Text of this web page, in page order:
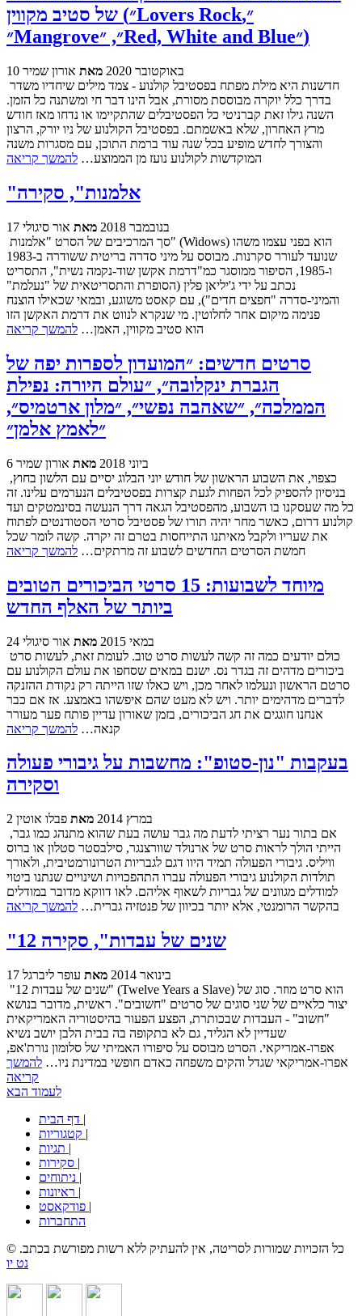
של סטיב מקווין (״Lovers Rock״,
״Mangrove״, ״Red, White and Blue״)
10 באוקטובר 2020 מאת אורון שמיר
בדרך כלל יוקרה מבוססת מסורת, אבל הינו דבר חי ומשתנה כל הזמן.
השנה גילו זאת קברניטי כל הפסטיבלים שהתקיימו או נדחו מאז חודש
מרץ האחרון, שלא באשמתם. בפסטיבל הקולנוע של ניו יורק, הרצון
והצורך לחדש מופיע בכל שנה עוד ברמת התוכן, עם מסגרות משנה
המוקדשות לקולנוע נועז מן הממוצע… להמשך קריאה
"אלמנות", סקירה
17 בנובמבר 2018 מאת אור סיגולי
שנועד לעורר סקרנות. מבוסס על מיני סדרה בריטית ששודרה ב-1983
ו-1985, הסיפור ממוסגר כמ"דרמת אקשן שוד-נקמה נשית", התסריט
נכתב על ידי ג'יליאן פלין (הסופרת והתסריטאית של "נעלמת"
והמיני-סדרה "חפצים חדים"), עם קאסט משוגע, ובמאי שכאילו הוצנח
פנימה מיקום אחר לחלוטין. מי שנקרא לנווט את דרמת האקשן הזו
הוא סטיב מקווין, האמן… להמשך קריאה
סרטים חדשים: ״המועדון לספרות יפה של
הגברת ינקלובה״, ״עולם היורה: נפילת
הממלכה״, ״שאהבה נפשי״, ״מלון ארטמיס״,
״לאמץ אלמן״
6 ביוני 2018 מאת אורון שמיר
בניסיון להספיק לכל הפחות לגעת קצרות בפסטיבלים הנערמים עלינו. זה
כל מה שעסקנו בו השבוע, מהפסטיבל הגאה דרך הנעשה בסינמטקים ועד
קולנוע דרום, כאשר מחר יהיה תורו של פסטיבל סרטי הסטודנטים לפתוח
את שעריו ולקבל מאיתנו התייחסות בטרם זה יקרה. קשה לומר שכל
חמשת הסרטים החדשים לשבוע זה מרתקים… להמשך קריאה
מיוחד לשבועות: 15 סרטי הביכורים הטובים
ביותר של האלף החדש
24 במאי 2015 מאת אור סיגולי
ביכורים מדהים זה בגדר נס. ישנם במאים שסחפו את עולם הקולנוע עם
סרטם הראשון ונעלמו לאחר מכן, ויש כאלו שזו הייתה רק נקודת ההזנקה
לדברים מדהימים יותר. ויש לא מעט שהם איפשהו באמצע. אז אם כבר
אנחנו חוגגים את חג הביכורים, בזמן שאורון עדיין פותח פער מעורר
קנאה… להמשך קריאה
בעקבות "נון-סטופ": מחשבות על גיבורי פעולה
וסקירה
2 במרץ 2014 מאת פבלו אוטין
הייתי הולך לראות סרט של ארנולד שוורצנגר, סילבסטר סטלון או ברוס
וויליס. גיבורי הפעולה תמיד היוו דגם לגבריות הטרונורמטיבית, ולאורך
תולדות הקולנוע גיבורי הפעולה עברו התהפכויות ושינויים שנתנו ביטוי
למודלים מגוונים של גבריות לשאוף אליהם. לאו דווקא מדובר במודלים
בהקשר הרומנטי, אלא יותר בכיוון של פנטזיה גברית… להמשך קריאה
"12 שנים של עבדות", סקירה
17 בינואר 2014 מאת עופר ליברגל
"12 שנים של עבדות" (Twelve Years a Slave) הוא סרט מוזר. סוג של
יצור כלאיים של שני סוגים של סרטים "חשובים". ראשית, מדובר בנושא
"חשוב" - העבדות שבכותרת, הפצע הפעור בהיסטוריה האמריקאית
שעדיין לא הגליד, גם לא בתקופה בה בבית הלבן יושב נשיא
אפרו-אמריקאי. הסרט מבוסס על סיפורו האמיתי של סלומון נורת'אפ,
אפרו-אמריקאי שגדל והקים משפחה כאדם חופשי במדינת ניו… להמשך
קריאה
לעמוד הבא
|
|
|
|
|
|
|
התחברות
© כל הזכויות שמורות לסריטה, אין להעתיק ללא רשות מפורשת בכתב.
נט יו